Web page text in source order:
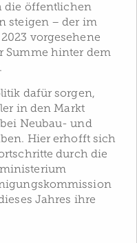
die öffentlichen
steigen – der im
vorgesehene
Summe hinter dem
dafür sorgen,
in den Markt
Neubau- und
Hier erhofft sich
durch die
Jahres ihre